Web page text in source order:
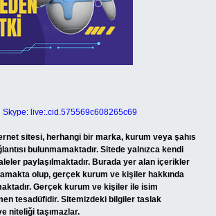
Skype: live:.cid.575569c608265c69
sitesi, herhangi bir marka, kurum veya şahıs
bulunmamaktadır. Sitede yalnızca kendi
paylaşılmaktadır. Burada yer alan içerikler
olup, gerçek kurum ve kişiler hakkında
Gerçek kurum ve kişiler ile isim
tesadüfidir. Sitemizdeki bilgiler taslak
niteliği taşımazlar.